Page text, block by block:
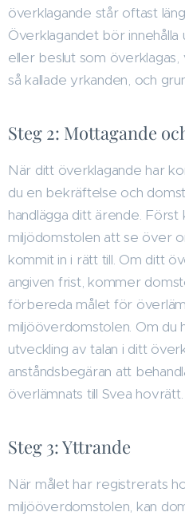
överklagande står oftast
Överklagandet bör
eller beslut som överklagas,
så kallade yrkanden, och
Steg 2: Mottagande
När ditt överklagande har
du en bekräftelse och
handlägga ditt ärende.
miljödomstolen att se över
kommit in i rätt till. Om ditt
angiven frist, kommer
förbereda målet för
miljööverdomstolen. Om du
utveckling av talan i ditt
anståndsbegäran att
överlämnats till Svea hovrätt.
Steg 3: Yttrande
När målet har registrerats
miljööverdomstolen, kan